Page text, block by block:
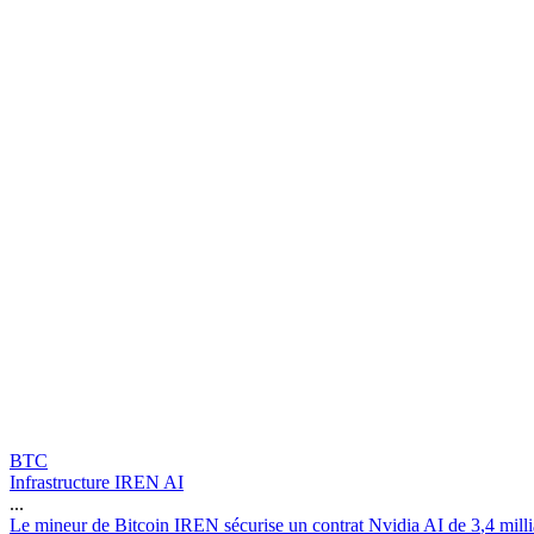
BTC
Infrastructure IREN AI
...
Le mineur de Bitcoin IREN sécurise un contrat Nvidia AI de 3,4 milli